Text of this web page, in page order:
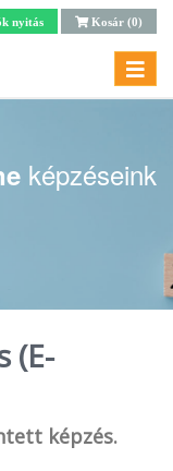
nyitás Kosár (0)
Menü
képzéseink
(E-
képzés.